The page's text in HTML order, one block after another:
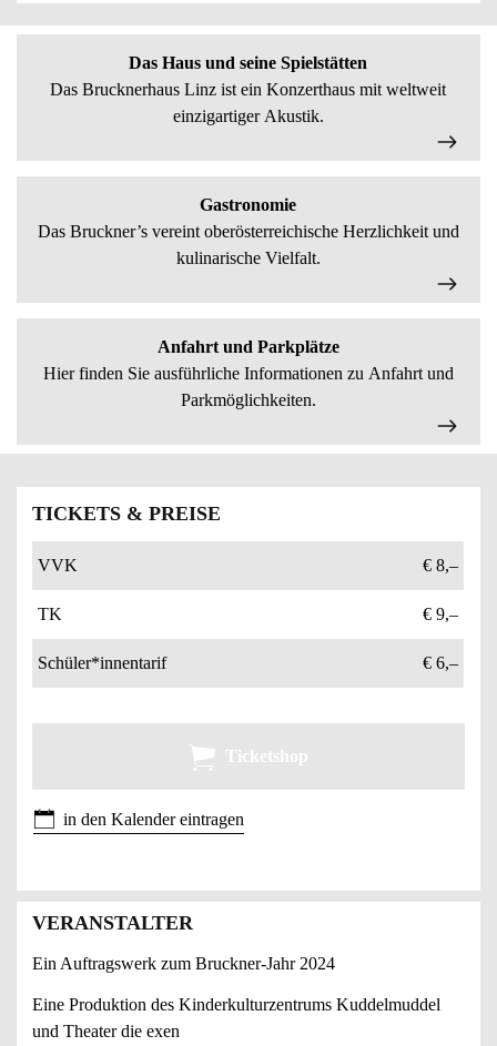
TICKETS & PREISE
VVK € 8,–
TK € 9,–
Schüler*innentarif € 6,–
Ticketshop
in den Kalender eintragen
VERANSTALTER
Ein Auftragswerk zum Bruckner-Jahr 2024
Eine Produktion des Kinderkulturzentrums Kuddelmuddel
und Theater die exen
Das Haus und seine Spielstätten
Das Brucknerhaus Linz ist ein Konzerthaus mit weltweit
einzigartiger Akustik.
Gastronomie
Das Bruckner’s vereint oberösterreichische Herzlichkeit und
kulinarische Vielfalt.
Anfahrt und Parkplätze
Hier finden Sie ausführliche Informationen zu Anfahrt und
Parkmöglichkeiten.